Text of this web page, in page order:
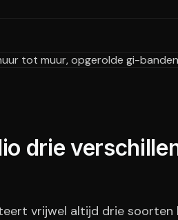
drie
vrijwel altijd drie soorten